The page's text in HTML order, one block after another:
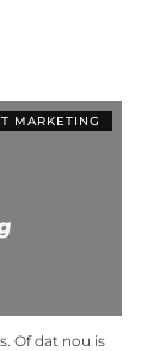
MARKETING
Of dat nou is